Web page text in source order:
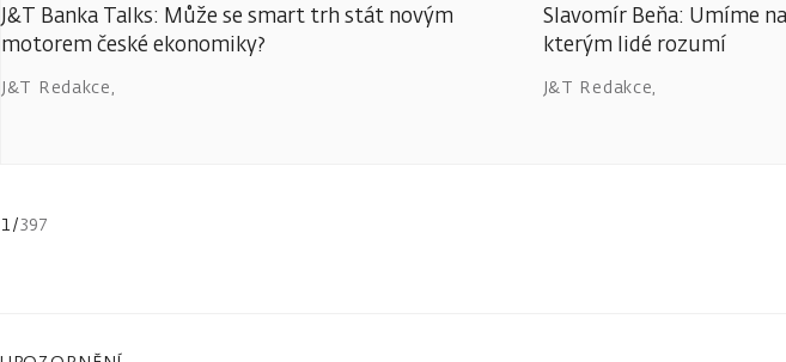
J&T Banka Talks: Může se smart trh stát novým
motorem české ekonomiky?
J&T Redakce,
Slavomír Beňa: Umíme
kterým lidé rozumí
J&T Redakce,
1/397